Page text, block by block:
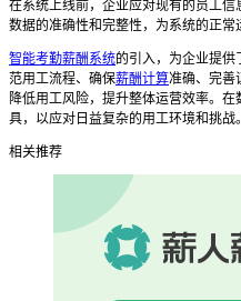
在系统上线前，企业应对现有的员工
数据的准确性和完整性，为系统的正常
智能考勤薪酬系统的引入，为企业提
范用工流程、确保薪酬计算准确、完善
降低用工风险，提升整体运营效率。
具，以应对日益复杂的用工环境和挑战。
相关推荐